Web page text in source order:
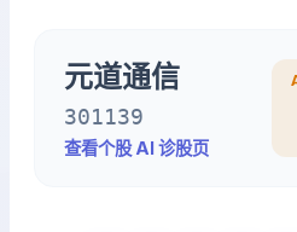
元道通信
301139
查看个股 AI 诊股页